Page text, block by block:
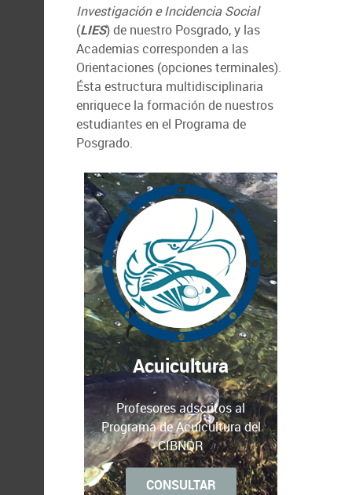
Investigación e Incidencia Social
(LIES) de nuestro Posgrado, y las
Academias corresponden a las
Orientaciones (opciones terminales).
Ésta estructura multidisciplinaria
enriquece la formación de nuestros
estudiantes en el Programa de
Posgrado.
Acuicultura
Profesores adscritos al
Programa de Acuicultura del
CIBNOR
CONSULTAR